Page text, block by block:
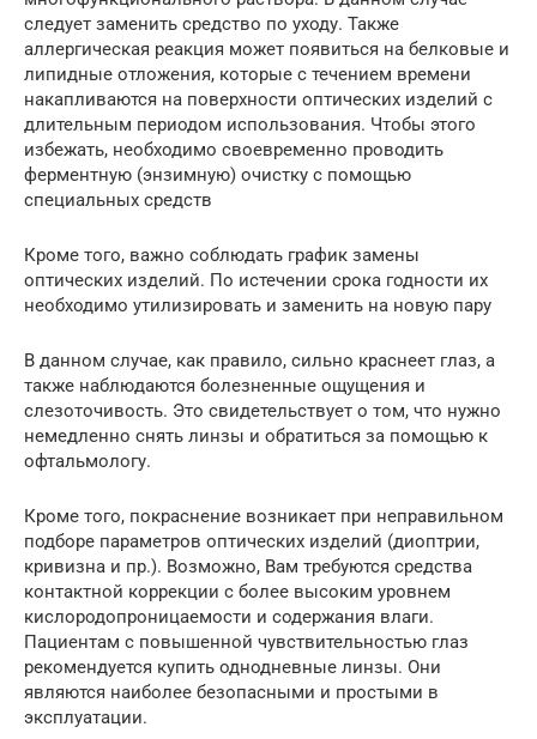
следует заменить средство по уходу. Также
аллергическая реакция может появиться на белковые и
липидные отложения, которые с течением времени
накапливаются на поверхности оптических изделий с
длительным периодом использования. Чтобы этого
избежать, необходимо своевременно проводить
ферментную (энзимную) очистку с помощью
специальных средств
Кроме того, важно соблюдать график замены
оптических изделий. По истечении срока годности их
необходимо утилизировать и заменить на новую пару
В данном случае, как правило, сильно краснеет глаз, а
также наблюдаются болезненные ощущения и
слезоточивость. Это свидетельствует о том, что нужно
немедленно снять линзы и обратиться за помощью к
офтальмологу.
Кроме того, покраснение возникает при неправильном
подборе параметров оптических изделий (диоптрии,
кривизна и пр.). Возможно, Вам требуются средства
контактной коррекции с более высоким уровнем
кислородопроницаемости и содержания влаги.
Пациентам с повышенной чувствительностью глаз
рекомендуется купить однодневные линзы. Они
являются наиболее безопасными и простыми в
эксплуатации.